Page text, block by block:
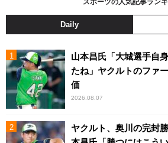
スポーツの人気記事ラン
Daily
山本昌氏「大城選手自
たね」ヤクルトのファ
価
2026.08.07
ヤクルト、奥川の完封